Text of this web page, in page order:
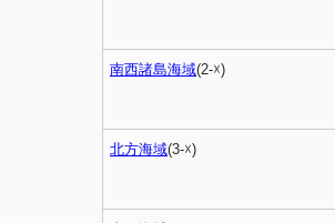
南西諸島海域(2-☓)
北方海域(3-☓)